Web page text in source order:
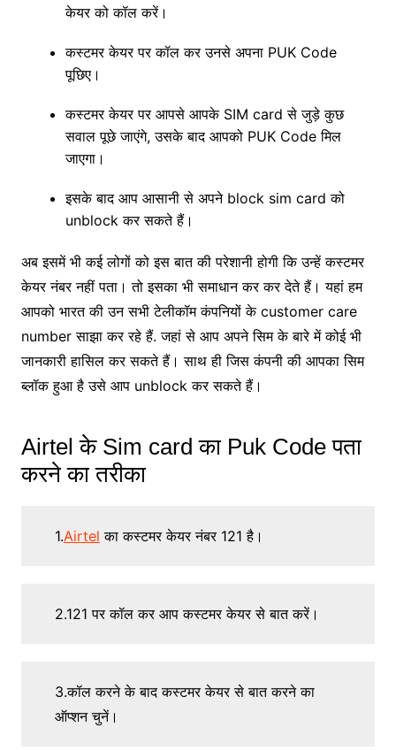
केयर को कॉल करें।
कस्टमर केयर पर कॉल कर उनसे अपना PUK Code
पूछिए।
कस्टमर केयर पर आपसे आपके SIM card से जुड़े कुछ
सवाल पूछे जाएंगे, उसके बाद आपको PUK Code मिल
जाएगा।
इसके बाद आप आसानी से अपने block sim card को
unblock कर सकते हैं।
अब इसमें भी कई लोगों को इस बात की परेशानी होगी कि उन्हें कस्टमर
केयर नंबर नहीं पता। तो इसका भी समाधान कर कर देते हैं। यहां हम
आपको भारत की उन सभी टेलीकॉम कंपनियों के customer care
number साझा कर रहे हैं. जहां से आप अपने सिम के बारे में कोई भी
जानकारी हासिल कर सकते हैं। साथ ही जिस कंपनी की आपका सिम
ब्लॉक हुआ है उसे आप unblock कर सकते हैं।
Airtel के Sim card का Puk Code पता
करने का तरीका
1.Airtel का कस्टमर केयर नंबर 121 है।
2.121 पर कॉल कर आप कस्टमर केयर से बात करें।
3.कॉल करने के बाद कस्टमर केयर से बात करने का
ऑप्शन चुनें।